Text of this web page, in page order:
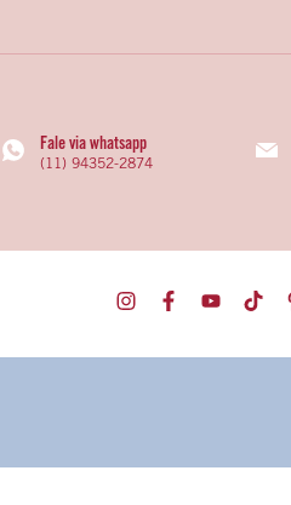
Fale via whatsapp
(11) 94352-2874